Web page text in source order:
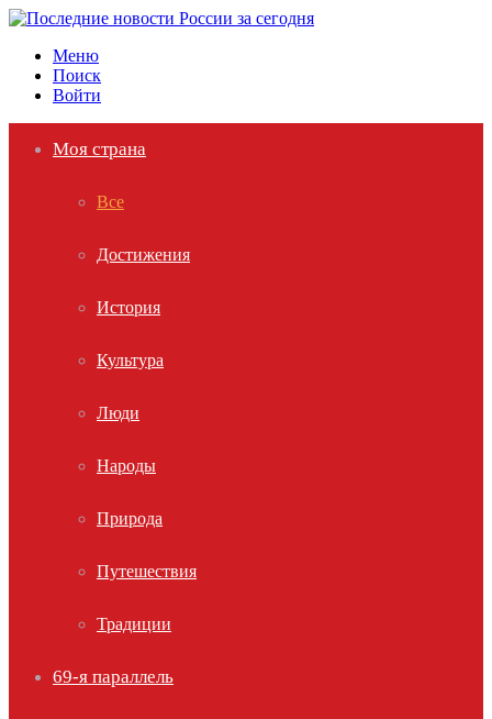
Меню
Поиск
Войти
Моя страна
Все
Достижения
История
Культура
Люди
Народы
Природа
Путешествия
Традиции
69-я параллель